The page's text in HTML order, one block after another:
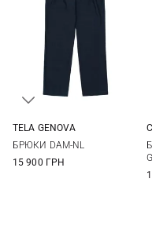
TELA GENOVA
БРЮКИ DAM-NL
15 900 ГРН